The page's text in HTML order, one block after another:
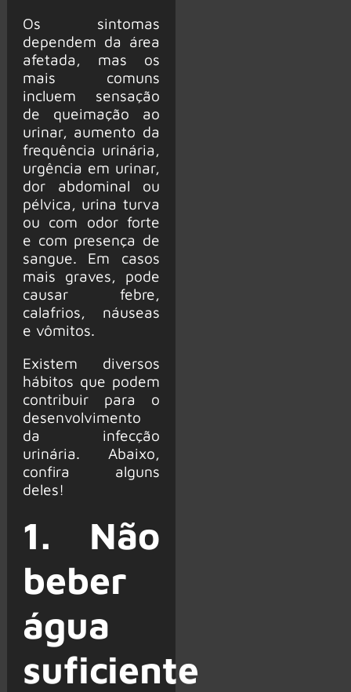
Os sintomas
dependem da área
afetada, mas os
mais comuns
incluem sensação
de queimação ao
urinar, aumento da
frequência urinária,
urgência em urinar,
dor abdominal ou
pélvica, urina turva
ou com odor forte
e com presença de
sangue. Em casos
mais graves, pode
causar febre,
calafrios, náuseas
e vômitos.
Existem diversos
hábitos que podem
contribuir para o
desenvolvimento
da infecção
urinária. Abaixo,
confira alguns
deles!
1. Não
beber
água
suficiente